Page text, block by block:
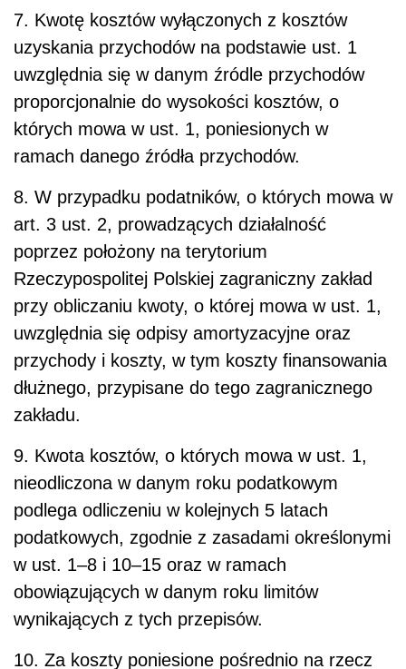
7. Kwotę kosztów wyłączonych z kosztów
uzyskania przychodów na podstawie ust. 1
uwzględnia się w danym źródle przychodów
proporcjonalnie do wysokości kosztów, o
których mowa w ust. 1, poniesionych w
ramach danego źródła przychodów.
8. W przypadku podatników, o których mowa w
art. 3 ust. 2, prowadzących działalność
poprzez położony na terytorium
Rzeczypospolitej Polskiej zagraniczny zakład
przy obliczaniu kwoty, o której mowa w ust. 1,
uwzględnia się odpisy amortyzacyjne oraz
przychody i koszty, w tym koszty finansowania
dłużnego, przypisane do tego zagranicznego
zakładu.
9. Kwota kosztów, o których mowa w ust. 1,
nieodliczona w danym roku podatkowym
podlega odliczeniu w kolejnych 5 latach
podatkowych, zgodnie z zasadami określonymi
w ust. 1–8 i 10–15 oraz w ramach
obowiązujących w danym roku limitów
wynikających z tych przepisów.
10. Za koszty poniesione pośrednio na rzecz